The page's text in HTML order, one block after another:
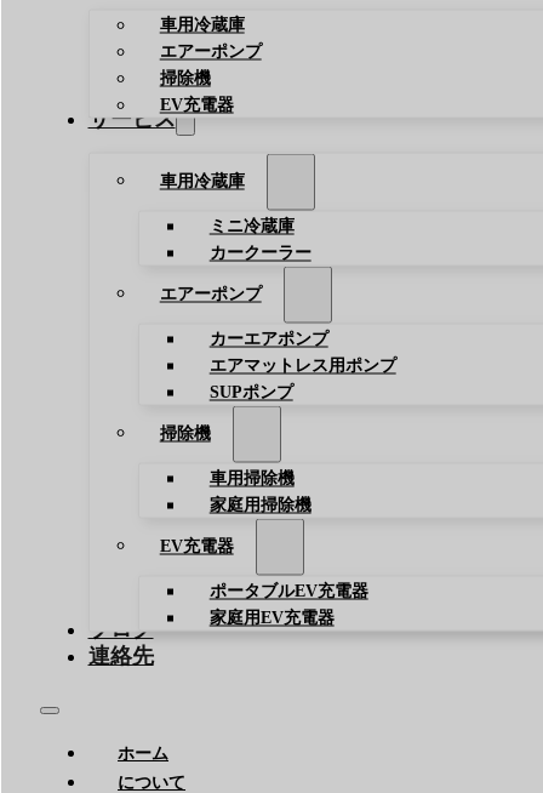
車用冷蔵庫
エアーポンプ
掃除機
EV充電器
サービス
車用冷蔵庫
ミニ冷蔵庫
カークーラー
エアーポンプ
カーエアポンプ
エアマットレス用ポンプ
SUPポンプ
掃除機
車用掃除機
家庭用掃除機
EV充電器
ポータブルEV充電器
家庭用EV充電器
ブログ
連絡先
ホーム
について